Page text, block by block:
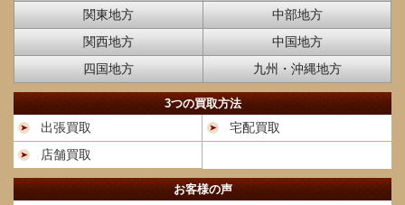
関東地方
中部地方
関西地方
中国地方
四国地方
九州・沖縄地方
3つの買取方法
出張買取
宅配買取
店舗買取
お客様の声